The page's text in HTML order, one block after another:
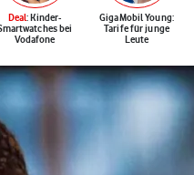
Deal: Kinder-
bei
Vodafone
GigaMobil Young:
Tarife für junge
Leute